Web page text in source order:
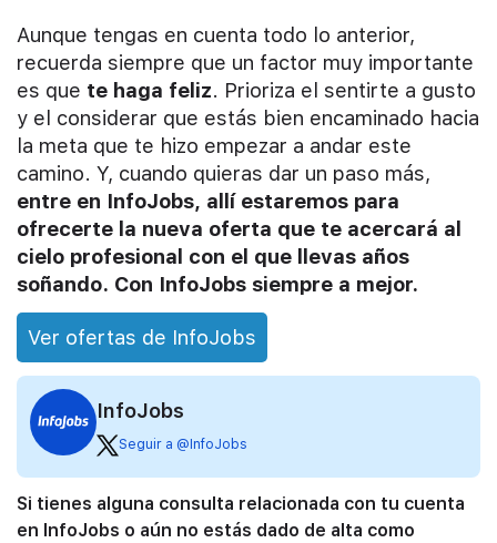
Aunque tengas en cuenta todo lo anterior,
recuerda siempre que un factor muy importante
es que te haga feliz. Prioriza el sentirte a gusto
y el considerar que estás bien encaminado hacia
la meta que te hizo empezar a andar este
camino. Y, cuando quieras dar un paso más,
entre en InfoJobs, allí estaremos para
ofrecerte la nueva oferta que te acercará al
cielo profesional con el que llevas años
soñando. Con InfoJobs siempre a mejor.
Ver ofertas de InfoJobs
InfoJobs
Seguir a @InfoJobs
Si tienes alguna consulta relacionada con tu cuenta
en InfoJobs o aún no estás dado de alta como